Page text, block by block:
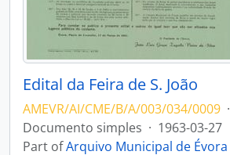
Edital da Feira de S. João
AMEVR/AI/CME/B/A/003/034/0009 ·
Documento simples · 1963-03-27
Part ofArquivo Municipal de Évora